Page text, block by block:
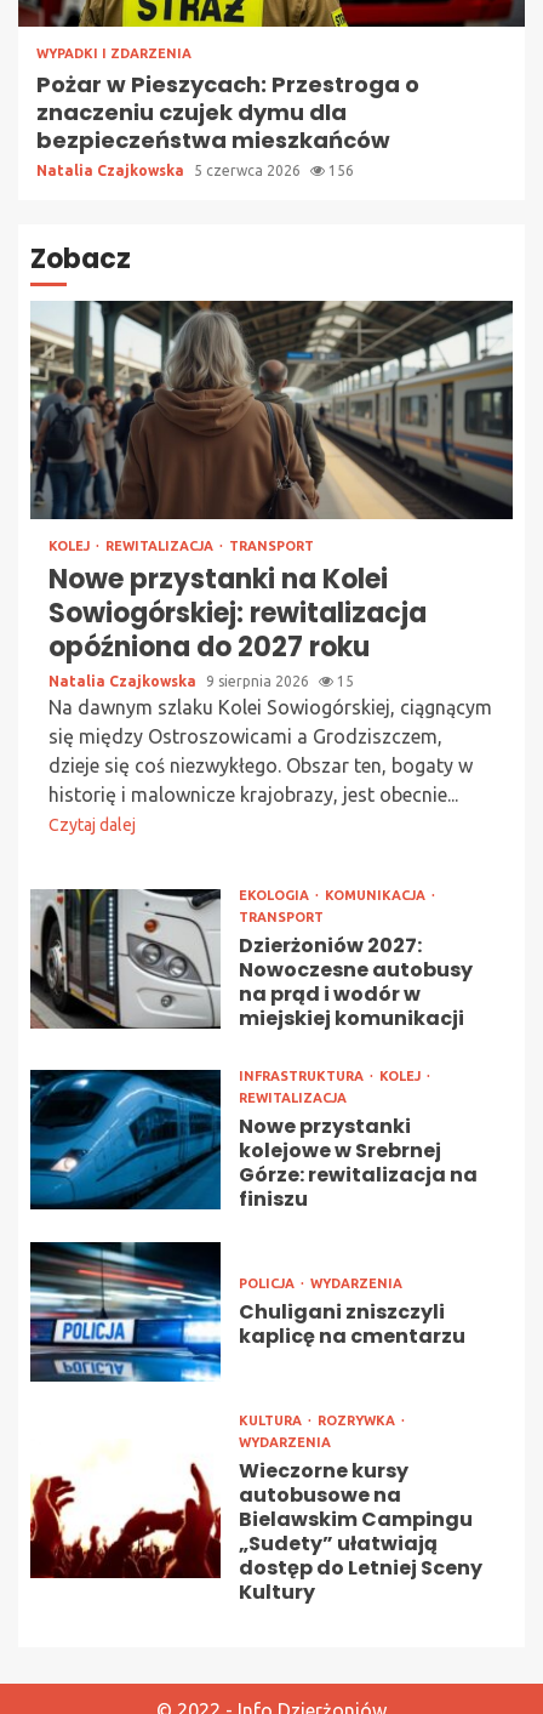
WYPADKI I ZDARZENIA
Pożar w Pieszycach: Przestroga o
znaczeniu czujek dymu dla
bezpieczeństwa mieszkańców
Natalia Czajkowska 5 czerwca 2026 156
Zobacz
KOLEJ REWITALIZACJA TRANSPORT
Nowe przystanki na Kolei
Sowiogórskiej: rewitalizacja
opóźniona do 2027 roku
Natalia Czajkowska 9 sierpnia 2026 15
Na dawnym szlaku Kolei Sowiogórskiej, ciągnącym
się między Ostroszowicami a Grodziszczem,
dzieje się coś niezwykłego. Obszar ten, bogaty w
historię i malownicze krajobrazy, jest obecnie...
Czytaj dalej
EKOLOGIA
KOMUNIKACJA
TRANSPORT
Dzierżoniów 2027:
Nowoczesne autobusy
na prąd i wodór w
miejskiej komunikacji
INFRASTRUKTURA
KOLEJ
REWITALIZACJA
Nowe przystanki
kolejowe w Srebrnej
Górze: rewitalizacja na
finiszu
POLICJA WYDARZENIA
Chuligani zniszczyli
kaplicę na cmentarzu
KULTURA
ROZRYWKA
WYDARZENIA
Wieczorne kursy
autobusowe na
Bielawskim Campingu
„Sudety” ułatwiają
dostęp do Letniej Sceny
Kultury